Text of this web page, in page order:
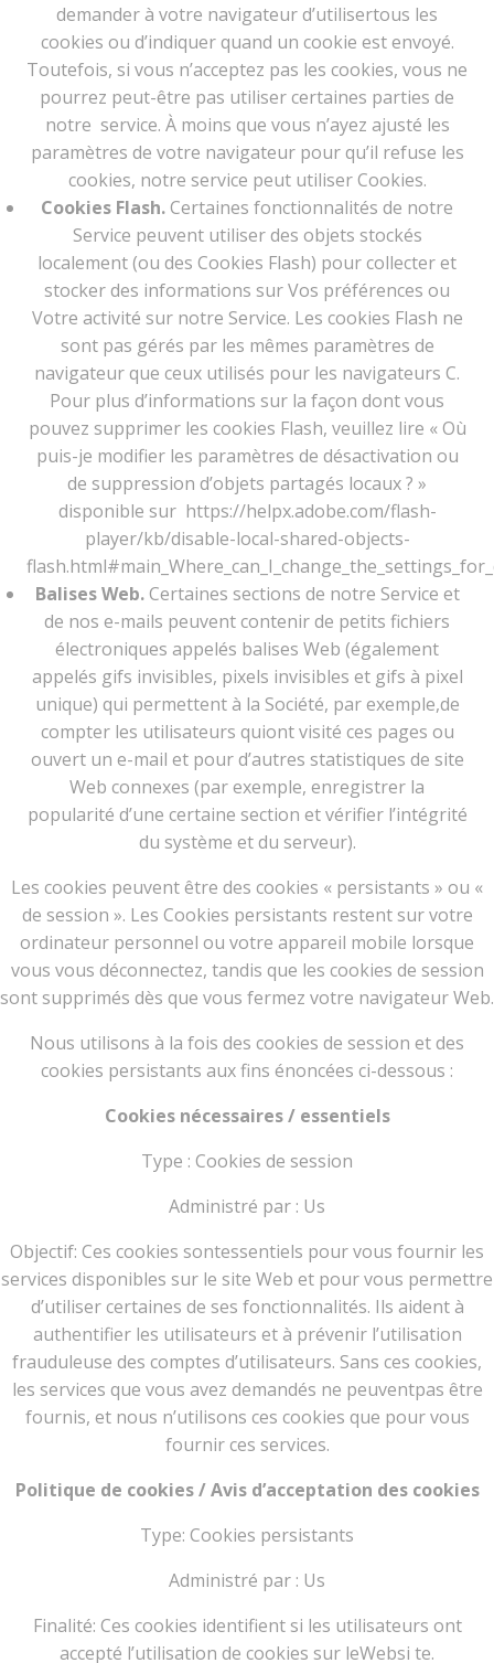
demander à votre navigateur d’utilisertous les
cookies ou d’indiquer quand un cookie est envoyé.
Toutefois, si vous n’acceptez pas les cookies, vous ne
pourrez peut-être pas utiliser certaines parties de
notre service. À moins que vous n’ayez ajusté les
paramètres de votre navigateur pour qu’il refuse les
cookies, notre service peut utiliser Cookies.
Cookies Flash.Certaines fonctionnalités de notre
Service peuvent utiliser des objets stockés
localement (ou des Cookies Flash) pour collecter et
stocker des informations sur Vos préférences ou
Votre activité sur notre Service. Les cookies Flash ne
sont pas gérés par les mêmes paramètres de
navigateur que ceux utilisés pour les navigateurs C.
Pour plus d’informations sur la façon dont vous
pouvez supprimer les cookies Flash, veuillez lire « Où
puis-je modifier les paramètres de désactivation ou
de suppression d’objets partagés locaux ? »
disponible sur https://helpx.adobe.com/flash-
player/kb/disable-local-shared-objects-
Balises Web.Certaines sections de notre Service et
de nos e-mails peuvent contenir de petits fichiers
électroniques appelés balises Web (également
appelés gifs invisibles, pixels invisibles et gifs à pixel
unique) qui permettent à la Société, par exemple,de
compter les utilisateurs quiont visité ces pages ou
ouvert un e-mail et pour d’autres statistiques de site
Web connexes (par exemple, enregistrer la
popularité d’une certaine section et vérifier l’intégrité
du système et du serveur).
Les cookies peuvent être des cookies « persistants » ou «
de session ». Les Cookies persistants restent sur votre
ordinateur personnel ou votre appareil mobile lorsque
vous vous déconnectez, tandis que les cookies de session
sont supprimés dès que vous fermez votre navigateur Web.
Nous utilisons à la fois des cookies de session et des
cookies persistants aux fins énoncées ci-dessous :
Cookies nécessaires / essentiels
Type : Cookies de session
Administré par : Us
Objectif: Ces cookies sontessentiels pour vous fournir les
services disponibles sur le site Web et pour vous permettre
d’utiliser certaines de ses fonctionnalités. Ils aident à
authentifier les utilisateurs et à prévenir l’utilisation
frauduleuse des comptes d’utilisateurs. Sans ces cookies,
les services que vous avez demandés ne peuventpas être
fournis, et nous n’utilisons ces cookies que pour vous
fournir ces services.
Politique de cookies / Avis d’acceptation des cookies
Type: Cookies persistants
Administré par : Us
Finalité: Ces cookies identifient si les utilisateurs ont
accepté l’utilisation de cookies sur leWebsi te.